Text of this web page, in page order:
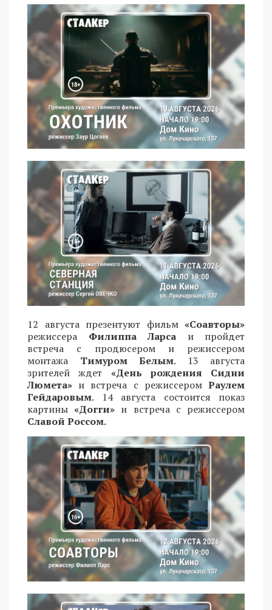
12 августа презентуют фильм «Соавторы»
режиссера Филиппа Ларса и пройдет
встреча с продюсером и режиссером
монтажа Тимуром Белым. 13 августа
зрителей ждет «День рождения Сидни
Люмета» и встреча с режиссером Раулем
Гейдаровым. 14 августа состоится показ
картины«Догги» и встреча с режиссером
Славой Россом.